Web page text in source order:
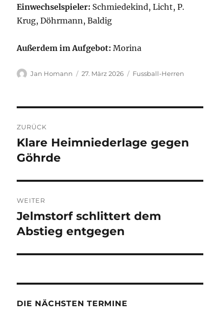
Einwechselspieler: Schmiedekind, Licht, P.
Krug, Döhrmann, Baldig
Außerdem im Aufgebot: Morina
Autor
Jan Homann
Veröffentlicht
27. März 2026 Kategorien
Fussball-Herren
ZURÜCK
Vorheriger
Beitrag:
Klare Heimniederlage gegen
Göhrde
WEITER
Nächster
Beitrag:
Jelmstorf schlittert dem
Abstieg entgegen
DIE NÄCHSTEN TERMINE